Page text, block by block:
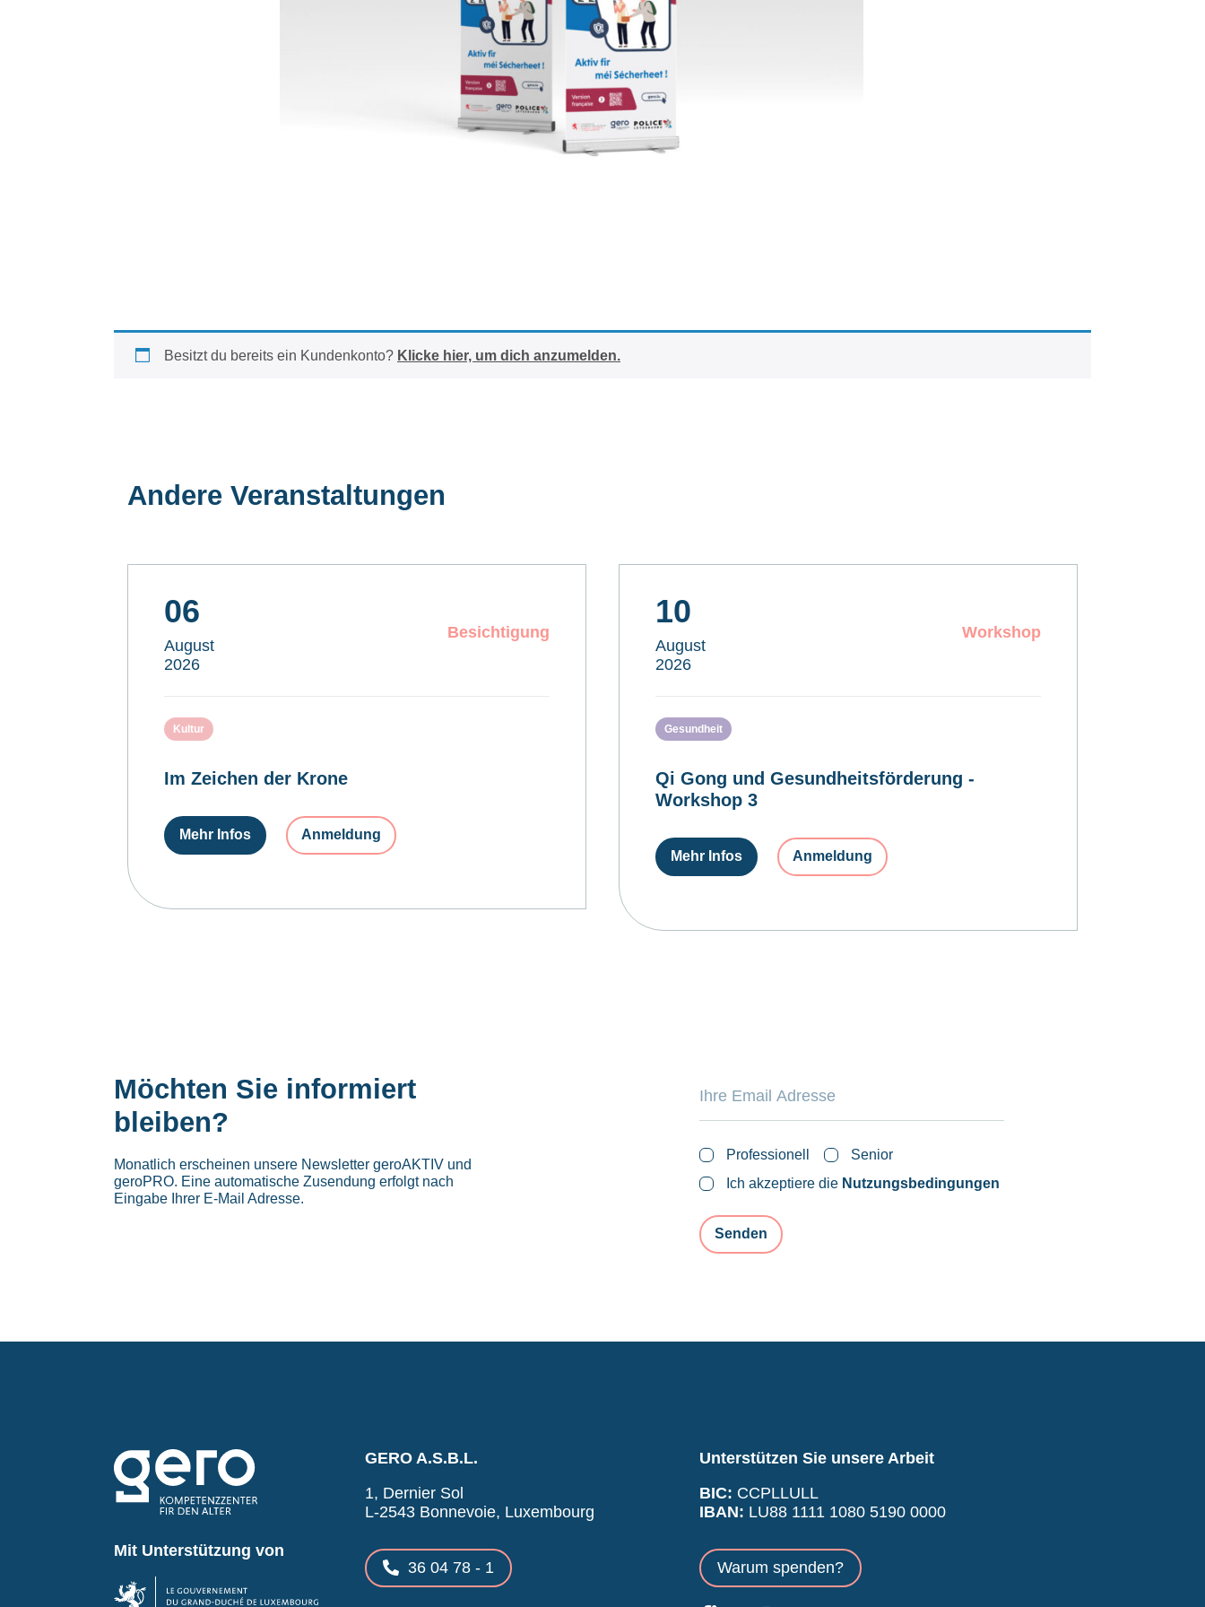
Besitzt du bereits ein Kundenkonto? Klicke hier, um dich anzumelden.
Andere Veranstaltungen
06
August
2026
Besichtigung
Kultur
Im Zeichen der Krone
Mehr Infos Anmeldung
10
August
2026
Workshop
Gesundheit
Qi Gong und Gesundheitsförderung -
Workshop 3
Mehr Infos Anmeldung
Möchten Sie informiert
bleiben?
Monatlich erscheinen unsere Newsletter geroAKTIV und
geroPRO. Eine automatische Zusendung erfolgt nach
Eingabe Ihrer E-Mail Adresse.
Professionell
Senior
Ich akzeptiere die Nutzungsbedingungen
Mit Unterstützung von
GERO A.S.B.L.
1, Dernier Sol
L-2543 Bonnevoie, Luxembourg
36 04 78 - 1
Unterstützen Sie unsere Arbeit
BIC: CCPLLULL
IBAN: LU88 1111 1080 5190 0000
Warum spenden?